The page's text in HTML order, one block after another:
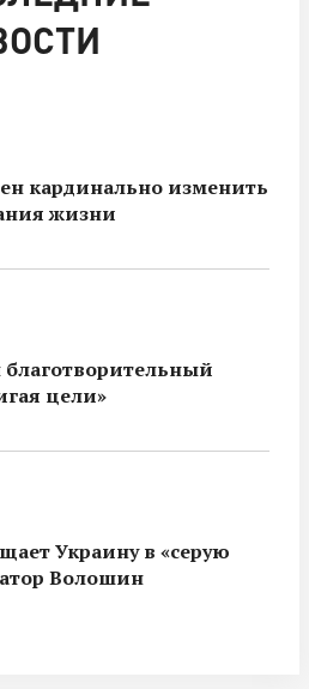
кардинально изменить
жизни
цели»
Украину в «серую
Волошин